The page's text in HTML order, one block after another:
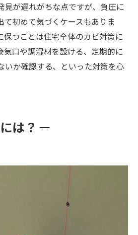
見が遅れがちな点ですが、負圧に
て初めて気づくケースもありま
保つことは住宅全体のカビ対策に
気口や調湿材を設ける、定期的に
いか確認する、といった対策を心
は？